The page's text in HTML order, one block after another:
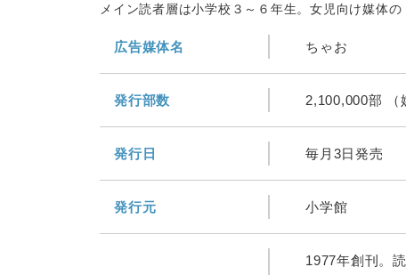
メイン読者層は小学校３～６年生。女児向け媒体
広告媒体名 ちゃお
発行部数 2,100,000部
発行日 毎月3日発売
発行元 小学館
1977年創刊。